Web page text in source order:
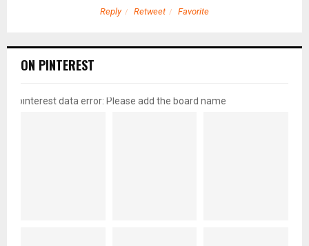
Reply Retweet Favorite
ON PINTEREST
pinterest data error: Please add the board name